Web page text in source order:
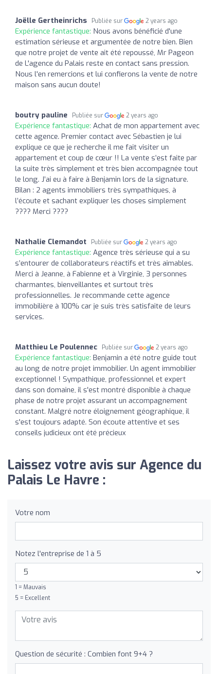
Joëlle Gertheinrichs Publiée sur 2 years ago
Expérience fantastique: Nous avons bénéficié d'une
estimation sérieuse et argumentée de notre bien. Bien
que notre projet de vente ait été repoussé, Mr Pageon
de L'agence du Palais reste en contact sans pression.
Nous l'en remercions et lui confierons la vente de notre
maison sans aucun doute!
boutry pauline Publiée sur 2 years ago
Expérience fantastique: Achat de mon appartement avec
cette agence. Premier contact avec Sébastien je lui
explique ce que je recherche il me fait visiter un
appartement et coup de cœur !! La vente s’est faite par
la suite très simplement et très bien accompagnée tout
le long. J’ai eu à faire à Benjamin lors de la signature.
Bilan : 2 agents immobiliers très sympathiques, à
l’écoute et sachant expliquer les choses simplement
???? Merci ????
Nathalie Clemandot Publiée sur 2 years ago
Expérience fantastique: Agence très sérieuse qui a su
s’entourer de collaborateurs réactifs et très aimables.
Merci à Jeanne, à Fabienne et à Virginie, 3 personnes
charmantes, bienveillantes et surtout très
professionnelles. Je recommande cette agence
immobilière à 100% car je suis très satisfaite de leurs
services.
Matthieu Le Poulennec Publiée sur 2 years ago
Expérience fantastique: Benjamin a été notre guide tout
au long de notre projet immobilier. Un agent immobilier
exceptionnel ! Sympathique, professionnel et expert
dans son domaine, il s'est montré disponible à chaque
phase de notre projet assurant un accompagnement
constant. Malgré notre éloignement géographique, il
s'est toujours adapté. Son écoute attentive et ses
conseils judicieux ont été précieux
Laissez votre avis sur Agence du
Palais Le Havre :
Votre nom
Notez l'entreprise de 1 à 5
1 = Mauvais
5 = Excellent
Question de sécurité : Combien font 9+4 ?